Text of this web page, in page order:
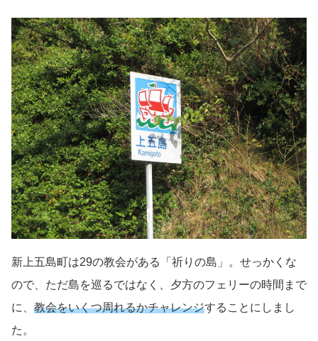
新上五島町は29の教会がある「祈りの島」。せっかくな
ので、ただ島を巡るではなく、夕方のフェリーの時間まで
に、 教会をいくつ周れるかチャレンジすることにしまし
た。